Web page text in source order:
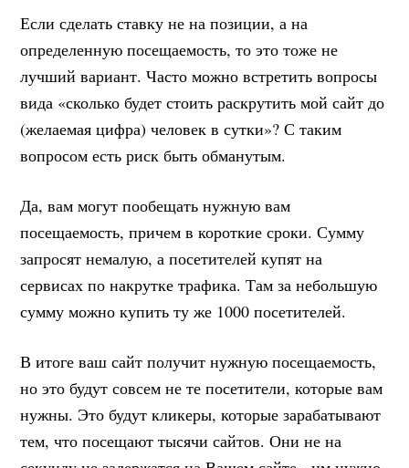
Если сделать ставку не на позиции, а на
определенную посещаемость, то это тоже не
лучший вариант. Часто можно встретить вопросы
вида «сколько будет стоить раскрутить мой сайт до
(желаемая цифра) человек в сутки»? С таким
вопросом есть риск быть обманутым.
Да, вам могут пообещать нужную вам
посещаемость, причем в короткие сроки. Сумму
запросят немалую, а посетителей купят на
сервисах по накрутке трафика. Там за небольшую
сумму можно купить ту же 1000 посетителей.
В итоге ваш сайт получит нужную посещаемость,
но это будут совсем не те посетители, которые вам
нужны. Это будут кликеры, которые зарабатывают
тем, что посещают тысячи сайтов. Они не на